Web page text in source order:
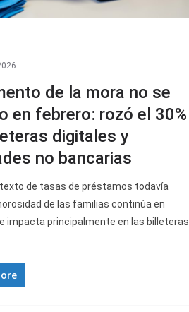
de la mora no se
en febrero: rozó el 30%
digitales y
no bancarias
de tasas de préstamos todavía
de las familias continúa en
impacta principalmente en las billeteras